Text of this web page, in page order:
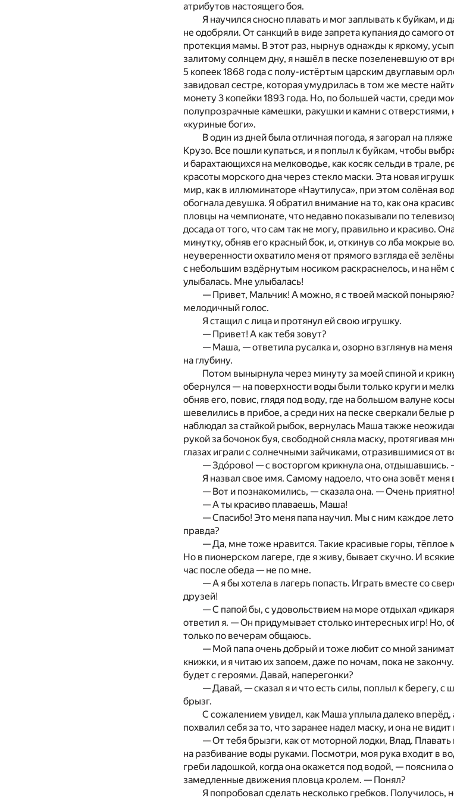
атрибутов настоящего боя.
Я научился сносно плавать и мог заплывать к буйкам, и
не одобряли. От санкций в виде запрета купания до самого
протекция мамы. В этот раз, нырнув однажды к яркому,
залитому солнцем дну, я нашёл в песке позеленевшую от
5 копеек 1868 года с полу-истёртым царским двуглавым
завидовал сестре, которая умудрилась в том же месте
монету 3 копейки 1893 года. Но, по большей части, среди
полупрозрачные камешки, ракушки и камни с
«куриные боги».
В один из дней была отличная погода, я загорал на
Крузо. Все пошли купаться, и я поплыл к буйкам, чтобы
и барахтающихся на мелководье, как косяк сельди в трале,
красоты морского дна через стекло маски. Эта новая
мир, как в иллюминаторе «Наутилуса», при этом солёная
обогнала девушка. Я обратил внимание на то, как она
пловцы на чемпионате, что недавно показывали по
досада от того, что сам так не могу, правильно и красиво.
минутку, обняв его красный бок, и, откинув со лба мокрые
неуверенности охватило меня от прямого взгляда её
с небольшим вздёрнутым носиком раскраснелось, и на нём
улыбалась. Мне улыбалась!
— Привет, Мальчик! А можно, я с твоей маской
мелодичный голос.
Я стащил с лица и протянул ей свою игрушку.
— Привет! А как тебя зовут?
— Маша, — ответила русалка и, озорно взглянув на
на глубину.
Потом вынырнула через минуту за моей спиной и
обернулся — на поверхности воды были только круги и
обняв его, повис, глядя под воду, где на большом валуне
шевелились в прибое, а среди них на песке сверкали
наблюдал за стайкой рыбок, вернулась Маша также
рукой за бочонок буя, свободной сняла маску, протягивая
глазах играли с солнечными зайчиками, отразившимися от
— Здо́рово! — с восторгом крикнула она, отдышавшись.
Я назвал свое имя. Самому надоело, что она зовёт
— Вот и познакомились, — сказала она. — Очень приятно!
— А ты красиво плаваешь, Маша!
— Спасибо! Это меня папа научил. Мы с ним каждое
правда?
— Да, мне тоже нравится. Такие красивые горы,
Но в пионерском лагере, где я живу, бывает скучно. И
час после обеда — не по мне.
— А я бы хотела в лагерь попасть. Играть вместе со
друзей!
— С папой бы, с удовольствием на море отдыхал
ответил я. — Он придумывает столько интересных игр! Но,
только по вечерам общаюсь.
— Мой папа очень добрый и тоже любит со мной
книжки, и я читаю их запоем, даже по ночам, пока не
будет с героями. Давай, наперегонки?
— Давай, — сказал я и что есть силы, поплыл к берегу,
брызг.
С сожалением увидел, как Маша уплыла далеко вперёд,
похвалил себя за то, что заранее надел маску, и она не
— От тебя брызги, как от моторной лодки, Влад.
на разбивание воды руками. Посмотри, моя рука входит в
греби ладошкой, когда она окажется под водой, — пояснила
замедленные движения пловца кролем. — Понял?
Я попробовал сделать несколько гребков. Получилось,